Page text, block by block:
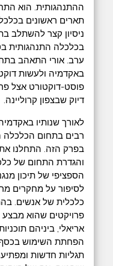
ההתנהגותית. הוא
תארים ראשונים
ניסיון קצר להשתלב
בכלכלה התנהגותית
ערב. אורי התאהב
באקדמיה ולעשות
פוסט-דוקטורט אצל
דיוק שבצפון קרוליינה.
לאורך שנותיו
רבים בתחום הכלכלה
בפרק הזה. התחלנו
והגדרת התחום של
הספציפי של תיכון
לסיפור על מחקרים
כלכלית של אנשים.
פרויקטים שהוא מבצע
אריאלי, ביניהם
הפחתת השימוש בכסף
תגליות חדשות